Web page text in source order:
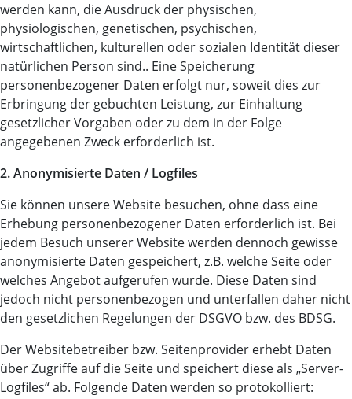
werden kann, die Ausdruck der physischen,
physiologischen, genetischen, psychischen,
wirtschaftlichen, kulturellen oder sozialen Identität dieser
natürlichen Person sind.. Eine Speicherung
personenbezogener Daten erfolgt nur, soweit dies zur
Erbringung der gebuchten Leistung, zur Einhaltung
gesetzlicher Vorgaben oder zu dem in der Folge
angegebenen Zweck erforderlich ist.
2. Anonymisierte Daten / Logfiles
Sie können unsere Website besuchen, ohne dass eine
Erhebung personenbezogener Daten erforderlich ist. Bei
jedem Besuch unserer Website werden dennoch gewisse
anonymisierte Daten gespeichert, z.B. welche Seite oder
welches Angebot aufgerufen wurde. Diese Daten sind
jedoch nicht personenbezogen und unterfallen daher nicht
den gesetzlichen Regelungen der DSGVO bzw. des BDSG.
Der Websitebetreiber bzw. Seitenprovider erhebt Daten
über Zugriffe auf die Seite und speichert diese als „Server-
Logfiles“ ab. Folgende Daten werden so protokolliert: